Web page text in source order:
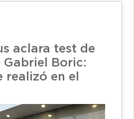
aclara test de
Gabriel Boric:
realizó en el